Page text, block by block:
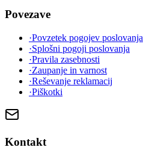
Povezave
·Povzetek pogojev poslovanja
·Splošni pogoji poslovanja
·Pravila zasebnosti
·Zaupanje in varnost
·Reševanje reklamacij
·Piškotki
Kontakt